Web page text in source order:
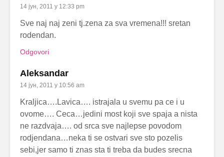
14 јун, 2011 у 12:33 pm
Sve naj naj zeni tj.zena za sva vremena!!! sretan
rodendan.
Odgovori
Aleksandar
14 јун, 2011 у 10:56 am
Kraljica….Lavica…. istrajala u svemu pa ce i u
ovome…. Ceca…jedini most koji sve spaja a nista
ne razdvaja…. od srca sve najlepse povodom
rodjendana…neka ti se ostvari sve sto pozelis
sebi,jer samo ti znas sta ti treba da budes srecna